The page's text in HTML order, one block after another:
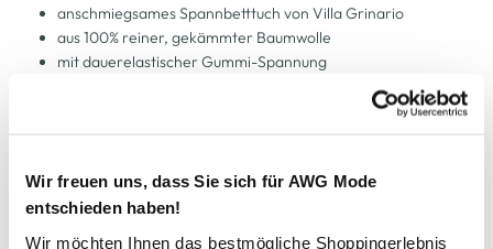
Wir freuen uns, dass Sie sich für AWG Mode
entschieden haben!
Wir möchten Ihnen das bestmögliche Shoppingerlebnis
anschmiegsames Spannbetttuch von Villa Grinario
aus 100% reiner, gekämmter Baumwolle
mit dauerelastischer Gummi-Spannung
Öko-Tex 100 (A99-0435, Hohenstein)